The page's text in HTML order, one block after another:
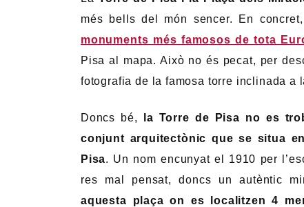
més bells del món sencer. En
monuments més famosos de tota
Pisa al mapa. Això no és pecat, per
fotografia de la famosa torre inclinada a
Doncs bé,
la Torre de Pisa no es
conjunt arquitectònic que se situa
Pisa. Un nom encunyat el 1910 per
res mal pensat, doncs un autèntic
aquesta plaça on es localitzen 4